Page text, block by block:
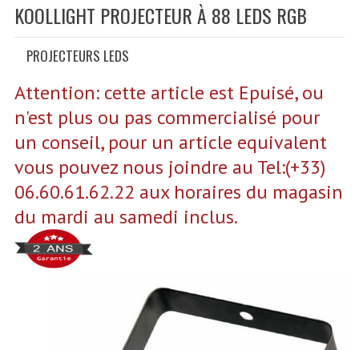
Recevoir Nos Promotions
CATÉGORIES
Sonorisation
Accessoires Micro, Pieds De Régie
KOOLLIGHT PROJECTEUR À 88 LEDS RGB
PROJECTEURS LEDS
Attention: cette article est Epuisé, ou
n'est plus ou pas commercialisé pour
un conseil, pour un article equivalent
vous pouvez nous joindre au Tel:(+33)
06.60.61.62.22 aux horaires du magasin
du mardi au samedi inclus.